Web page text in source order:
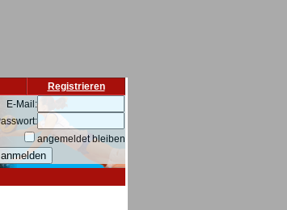
Registrieren
E-Mail:
angemeldet bleiben